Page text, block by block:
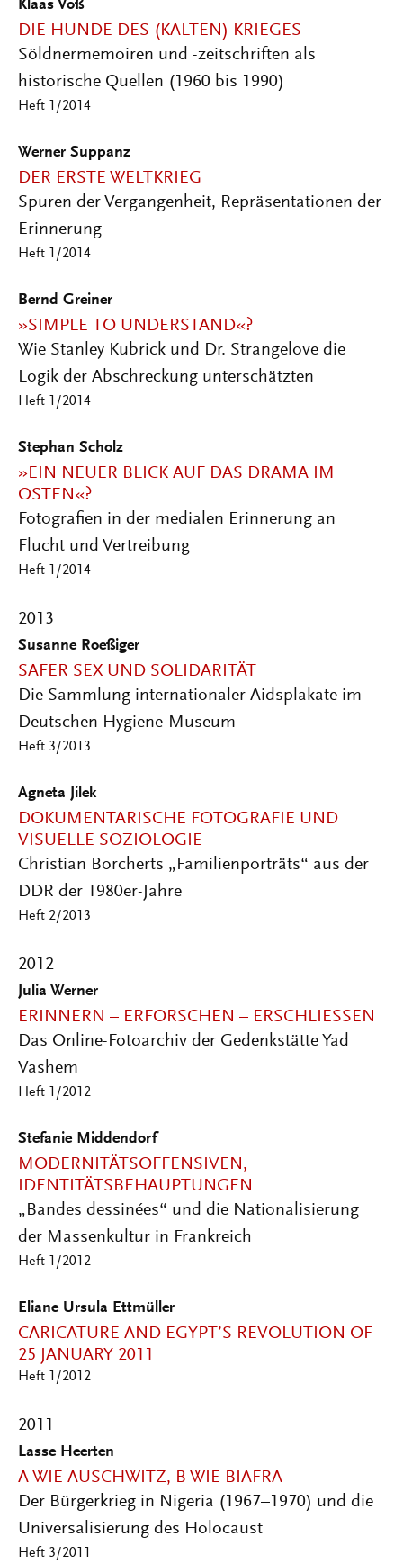
Klaas Voß
DIE HUNDE DES (KALTEN) KRIEGES
Söldnermemoiren und -zeitschriften als
historische Quellen (1960 bis 1990)
Heft 1/2014
Werner Suppanz
DER ERSTE WELTKRIEG
Spuren der Vergangenheit, Repräsentationen der
Erinnerung
Heft 1/2014
Bernd Greiner
»SIMPLE TO UNDERSTAND«?
Wie Stanley Kubrick und Dr. Strangelove die
Logik der Abschreckung unterschätzten
Heft 1/2014
Stephan Scholz
»EIN NEUER BLICK AUF DAS DRAMA IM
OSTEN«?
Fotografien in der medialen Erinnerung an
Flucht und Vertreibung
Heft 1/2014
2013
Susanne Roeßiger
SAFER SEX UND SOLIDARITÄT
Die Sammlung internationaler Aidsplakate im
Deutschen Hygiene-Museum
Heft 3/2013
Agneta Jilek
DOKUMENTARISCHE FOTOGRAFIE UND
VISUELLE SOZIOLOGIE
Christian Borcherts „Familienporträts“ aus der
DDR der 1980er-Jahre
Heft 2/2013
2012
Julia Werner
ERINNERN – ERFORSCHEN – ERSCHLIESSEN
Das Online-Fotoarchiv der Gedenkstätte Yad
Vashem
Heft 1/2012
Stefanie Middendorf
MODERNITÄTSOFFENSIVEN,
IDENTITÄTSBEHAUPTUNGEN
„Bandes dessinées“ und die Nationalisierung
der Massenkultur in Frankreich
Heft 1/2012
Eliane Ursula Ettmüller
CARICATURE AND EGYPT’S REVOLUTION OF
25 JANUARY 2011
Heft 1/2012
2011
Lasse Heerten
A WIE AUSCHWITZ, B WIE BIAFRA
Der Bürgerkrieg in Nigeria (1967–1970) und die
Universalisierung des Holocaust
Heft 3/2011